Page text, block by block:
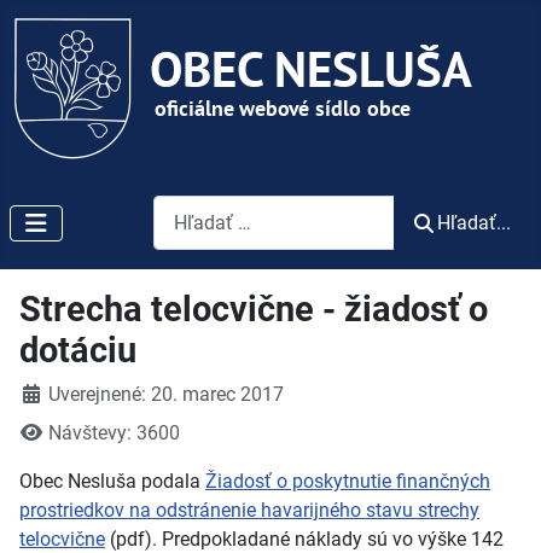
Vyhľadávanie
Hľadať...
Strecha telocvične - žiadosť o
dotáciu
DetailyUverejnené: 20. marec 2017
Návštevy: 3600
Obec Nesluša podala Žiadosť o poskytnutie finančných
prostriedkov na odstránenie havarijného stavu strechy
telocvične (pdf). Predpokladané náklady sú vo výške 142